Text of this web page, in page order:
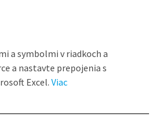
a symbolmi v riadkoch a
a nastavte prepojenia s
Excel. Viac